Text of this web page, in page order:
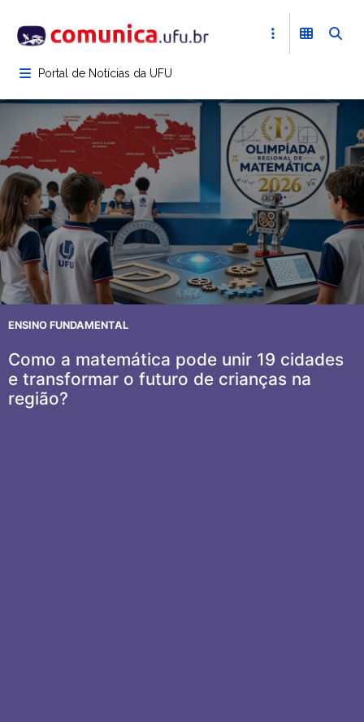
para
conteúdoPortal de Notícias da UFU
ENSINO FUNDAMENTAL
Como a matemática pode unir 19 cidades
e transformar o futuro de crianças na
região?